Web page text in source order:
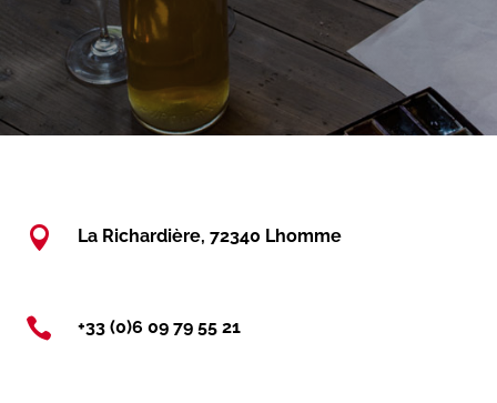
 La Richardière, 72340 Lhomme
 +33 (0)6 09 79 55 21